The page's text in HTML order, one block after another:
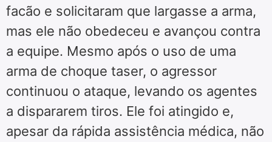
facão e solicitaram que largasse a arma,
mas ele não obedeceu e avançou contra
a equipe. Mesmo após o uso de uma
arma de choque taser, o agressor
continuou o ataque, levando os agentes
a dispararem tiros. Ele foi atingido e,
apesar da rápida assistência médica, não